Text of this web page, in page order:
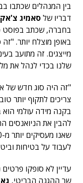
בין המנהלים שכתבו
דבריו שלסאמיג
בחברה, שכתב בפוסט
באופן מוצלח יותר.
מייצגים. זה מתועב
שלנו בכדי לנהל את
"זה היה סוג חדש של
צריכים לתקוף יותר
בקנה מידה עולמי
להבין את הניואנסים
לעבוד על בטיחות
עדיין לא סופקו
שר ההגנה הבריטי,